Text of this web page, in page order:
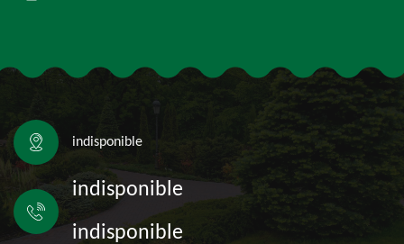
indisponible
indisponible
indisponible